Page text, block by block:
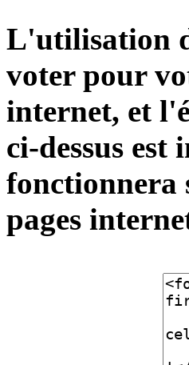
L'utilisation
voter pour
internet, et
ci-dessus est
fonctionnera
pages